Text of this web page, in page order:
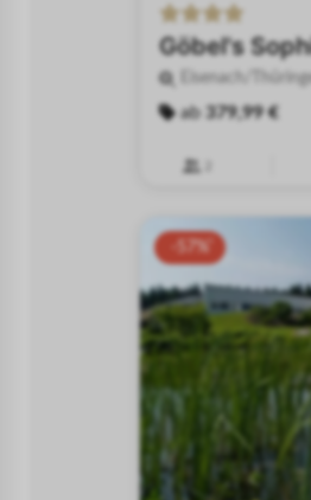
Göbel's
Eisenach/
ab 379,99 €
-57%